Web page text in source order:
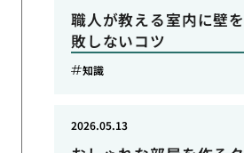
職人が教える室内に壁
敗しないコツ
知識
2026.05.13